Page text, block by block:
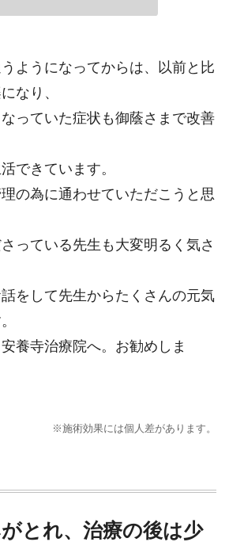
ようになってからは、以前と比
なり、
っていた症状も御蔭さまで改善
できています。
の為に通わせていただこうと思
っている先生も大変明るく気さ
をして先生からたくさんの元気
養寺治療院へ。お勧めしま
※施術効果には個人差があります。
とれ、治療の後は少